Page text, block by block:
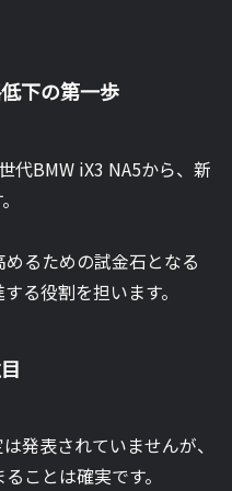
下の第一歩
代BMW iX3 NA5から、新
るための試金石となる
る役割を担います。
発表されていませんが、
ことは確実です。